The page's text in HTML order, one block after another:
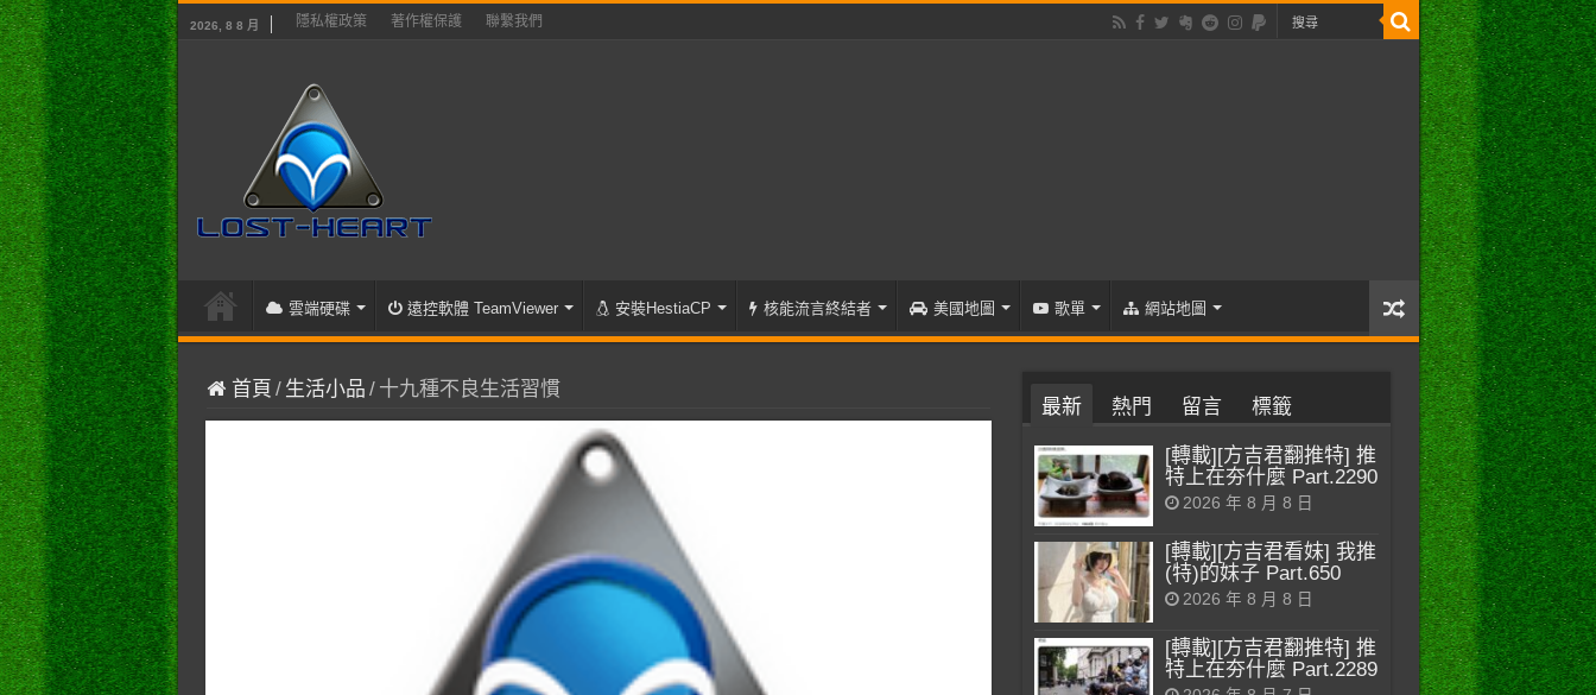
2026, 8 8 月 隱私權政策 著作權保護 聯繫我們
雲端硬碟 遠控軟體 TeamViewer 安裝HestiaCP 核能流言終結者 美國地圖 歌單 網站地圖
首頁 / 生活小品 / 十九種不良生活習慣
最新 熱門 留言 標籤
[轉載][方吉君翻推特] 推
特上在夯什麼 Part.2290
2026 年 8 月 8 日
[轉載][方吉君看妹] 我推
(特)的妹子 Part.650
2026 年 8 月 8 日
[轉載][方吉君翻推特] 推
特上在夯什麼 Part.2289